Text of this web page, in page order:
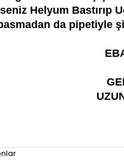
Helyum Bastırıp
da pipetiyle